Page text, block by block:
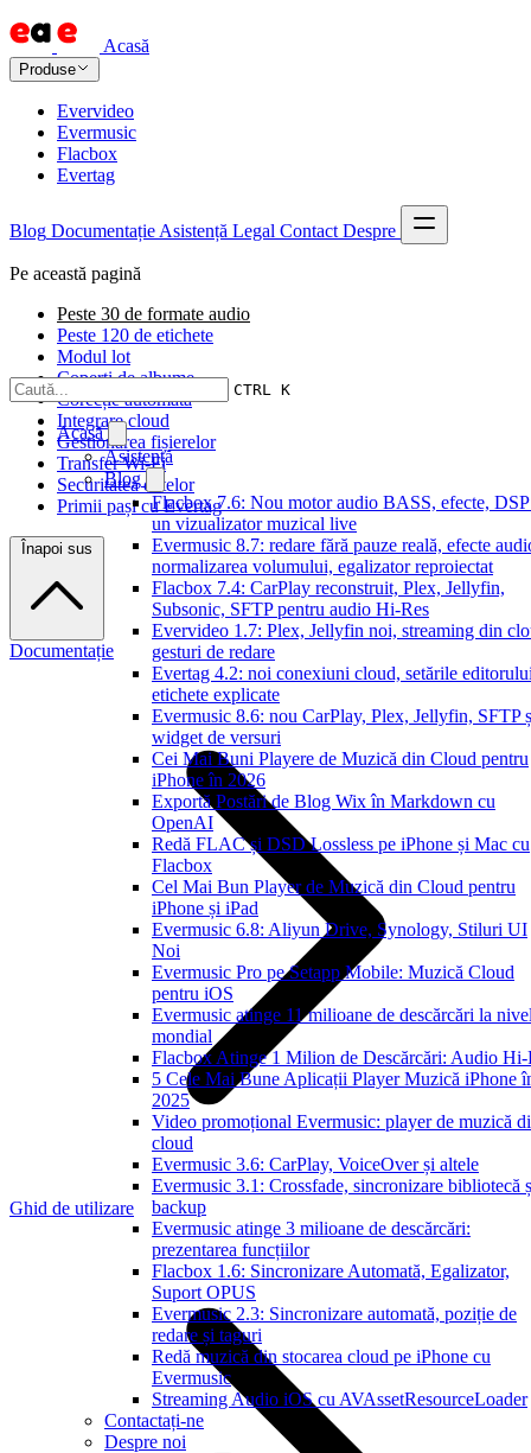
Acasă
Produse
Evervideo
Evermusic
Flacbox
Evertag
Blog Documentație Asistență Legal Contact Despre
CTRL K
Acasă
Asistență
Blog
Flacbox 7.6: Nou motor audio BASS, efecte,
un vizualizator muzical live
Evermusic 8.7: redare fără pauze reală, efecte
normalizarea volumului, egalizator reproiectat
Flacbox 7.4: CarPlay reconstruit, Plex, Jellyfin,
Subsonic, SFTP pentru audio Hi-Res
Evervideo 1.7: Plex, Jellyfin noi, streaming din
gesturi de redare
Evertag 4.2: noi conexiuni cloud, setările
etichete explicate
Evermusic 8.6: nou CarPlay, Plex, Jellyfin, SFTP
widget de versuri
Cei Mai Buni Playere de Muzică din Cloud pentru
iPhone în 2026
Exportă Postări de Blog Wix în Markdown cu
OpenAI
Redă FLAC și DSD Lossless pe iPhone și Mac cu
Flacbox
Cel Mai Bun Player de Muzică din Cloud pentru
iPhone și iPad
Evermusic 6.8: Aliyun Drive, Synology, Stiluri UI
Noi
Evermusic Pro pe Setapp Mobile: Muzică Cloud
pentru iOS
Evermusic atinge 11 milioane de descărcări la
mondial
Flacbox Atinge 1 Milion de Descărcări: Audio Hi-
5 Cele Mai Bune Aplicații Player Muzică iPhone
2025
Video promoțional Evermusic: player de muzică
cloud
Evermusic 3.6: CarPlay, VoiceOver și altele
Evermusic 3.1: Crossfade, sincronizare bibliotecă
backup
Evermusic atinge 3 milioane de descărcări:
prezentarea funcțiilor
Flacbox 1.6: Sincronizare Automată, Egalizator,
Suport OPUS
Evermusic 2.3: Sincronizare automată, poziție de
redare și taguri
Redă muzică din stocarea cloud pe iPhone cu
Evermusic
Streaming Audio iOS cu AVAssetResourceLoader
Contactați-ne
Despre noi
Pe această pagină
Peste 30 de formate audio
Peste 120 de etichete
Modul lot
Coperți de albume
Corecție automată
Integrare cloud
Gestionarea fișierelor
Transfer Wi-Fi
Securitatea datelor
Primii pași cu Evertag
Înapoi sus
Documentație
Ghid de utilizare